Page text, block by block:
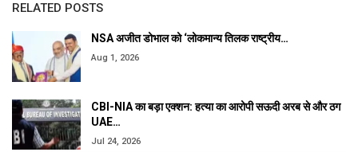
RELATED POSTS
NSA अजीत डोभाल को ‘लोकमान्य तिलक राष्ट्रीय…
Aug 1, 2026
CBI-NIA का बड़ा एक्शन: हत्या का आरोपी सऊदी अरब से और ठग
UAE…
Jul 24, 2026